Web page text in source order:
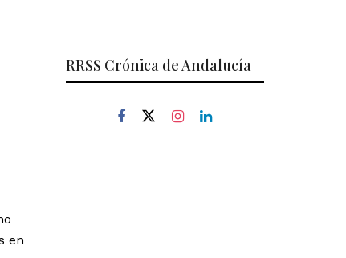
en
RRSS Crónica de Andalucía